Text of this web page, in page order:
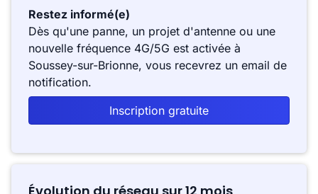
Restez informé(e)
Dès qu'une panne, un projet d'antenne ou une
nouvelle fréquence 4G/5G est activée à
Soussey-sur-Brionne, vous recevrez un email de
notification.
Inscription gratuite